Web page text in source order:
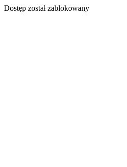
Dostęp został zablokowany